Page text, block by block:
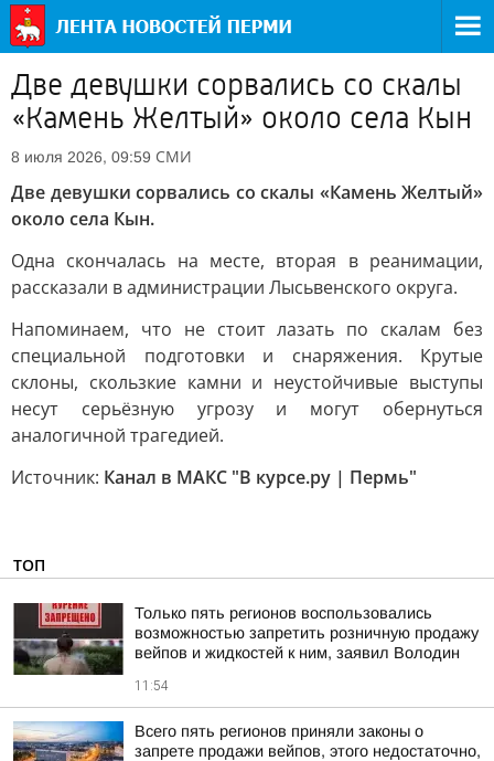
Две девушки сорвались со скалы
«Камень Желтый» около села Кын
8 июля 2026, 09:59 СМИ
Две девушки сорвались со скалы «Камень Желтый»
около села Кын.
Одна скончалась на месте, вторая в реанимации,
рассказали в администрации Лысьвенского округа.
Напоминаем, что не стоит лазать по скалам без
специальной подготовки и снаряжения. Крутые
склоны, скользкие камни и неустойчивые выступы
несут серьёзную угрозу и могут обернуться
аналогичной трагедией.
Источник: Канал в МАКС "В курсе.ру | Пермь"
ТОП
Только пять регионов воспользовались
возможностью запретить розничную продажу
вейпов и жидкостей к ним, заявил Володин
11:54
Всего пять регионов приняли законы о
запрете продажи вейпов, этого недостаточно,